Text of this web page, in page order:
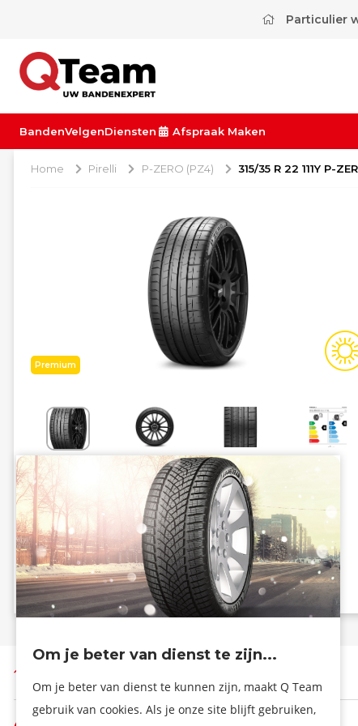
Om je beter van dienst te zijn...
Om je beter van dienst te kunnen zijn, maakt Q Team
gebruik van cookies. Als je onze site blijft gebruiken,
Particulier
BandenVelgenDiensten Afspraak Maken
Home Pirelli P-ZERO (PZ4) 315/35 R 22 111Y P-
Premium
B Energiezuinig A
A - 71 dB
Info eprel